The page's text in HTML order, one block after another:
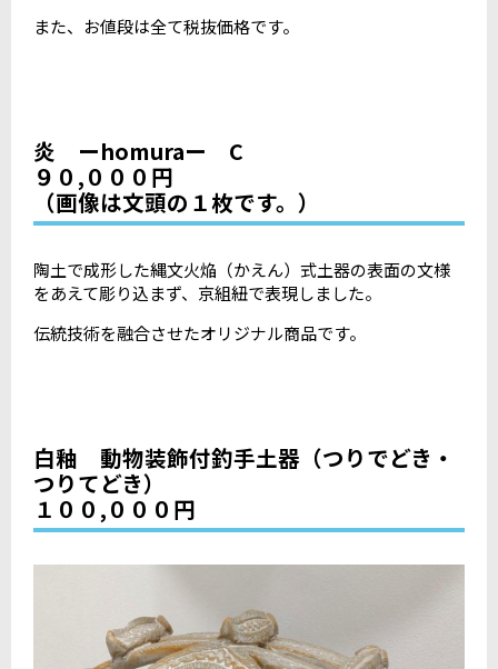
また、お値段は全て税抜価格です。
炎 ーhomuraー C
９０,０００円
（画像は文頭の１枚です。）
陶土で成形した縄文火焔（かえん）式土器の表面の文様
をあえて彫り込まず、京組紐で表現しました。
伝統技術を融合させたオリジナル商品です。
白釉 動物装飾付釣手土器（つりでどき・
つりてどき）
１００,０００円